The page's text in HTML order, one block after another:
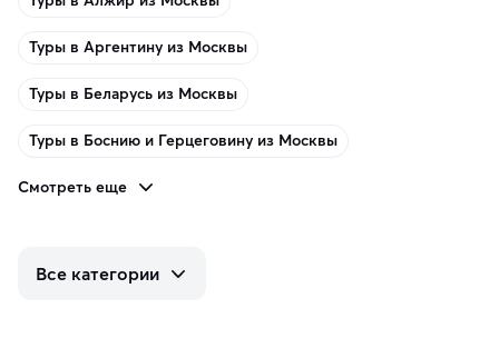
Туры в Аргентину из Москвы
Туры в Беларусь из Москвы
Туры в Боснию и Герцеговину из Москвы
Смотреть еще
Все категории